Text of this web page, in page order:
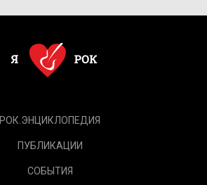
РОК.ЭНЦИКЛОПЕДИЯ
ПУБЛИКАЦИИ
СОБЫТИЯ